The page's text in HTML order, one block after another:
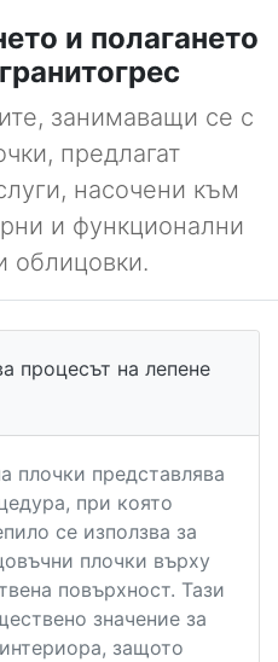
и полагането
занимаващи се с
предлагат
насочени към
и функционални
облицовки.
процесът на лепене
плочки представлява
при която
се използва за
плочки върху
повърхност. Тази
значение за
защото